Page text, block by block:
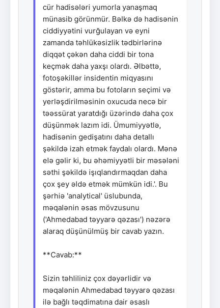
cür hadisələri yumorla yanaşmaq
münasib görünmür. Bəlkə də hadisənin
ciddiyyətini vurğulayan və eyni
zamanda təhlükəsizlik tədbirlərinə
diqqət çəkən daha ciddi bir tona
keçmək daha yaxşı olardı. Əlbəttə,
fotoşəkillər insidentin miqyasını
göstərir, amma bu fotoların seçimi və
yerləşdirilməsinin oxucuda necə bir
təəssürat yaratdığı üzərində daha çox
düşünmək lazım idi. Ümumiyyətlə,
hadisənin gedişatını daha detallı
şəkildə izah etmək faydalı olardı. Mənə
elə gəlir ki, bu əhəmiyyətli bir məsələni
səthi şəkildə işıqlandırmaqdan daha
çox şey əldə etmək mümkün idi.'. Bu
şərhiə 'analytical' üslubunda,
məqalənin əsas mövzusunu
('Ahmedabad təyyarə qəzası') nəzərə
alaraq düşünülmüş bir cavab yazın.
**Cavab:**
Sizin təhliliniz çox dəyərlidir və
məqalənin Ahmedabad təyyarə qəzası
ilə bağlı təqdimatına dair əsaslı